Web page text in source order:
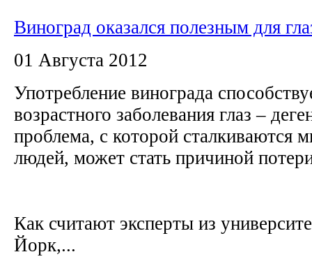
Виноград оказался полезным для
01 Августа 2012
Употребление винограда
возрастного заболевания глаз –
проблема, с которой сталкиваются
людей, может стать причиной
Как считают эксперты из
Йорк,...